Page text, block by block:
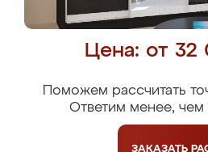
Цена: от 32
Поможем рассчитать
Ответим менее, чем
ЗАКАЗАТЬ